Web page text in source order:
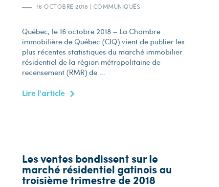
16 OCTOBRE 2018 | COMMUNIQUÉS
Québec, le 16 octobre 2018 – La Chambre
immobilière de Québec (CIQ) vient de publier les
plus récentes statistiques du marché immobilier
résidentiel de la région métropolitaine de
recensement (RMR) de ...
Lire l'article
Les ventes bondissent sur le
marché résidentiel gatinois au
troisième trimestre de 2018